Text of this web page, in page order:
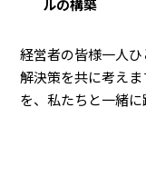
経営者の皆様一人
解決策を共に考え
を、私たちと一緒